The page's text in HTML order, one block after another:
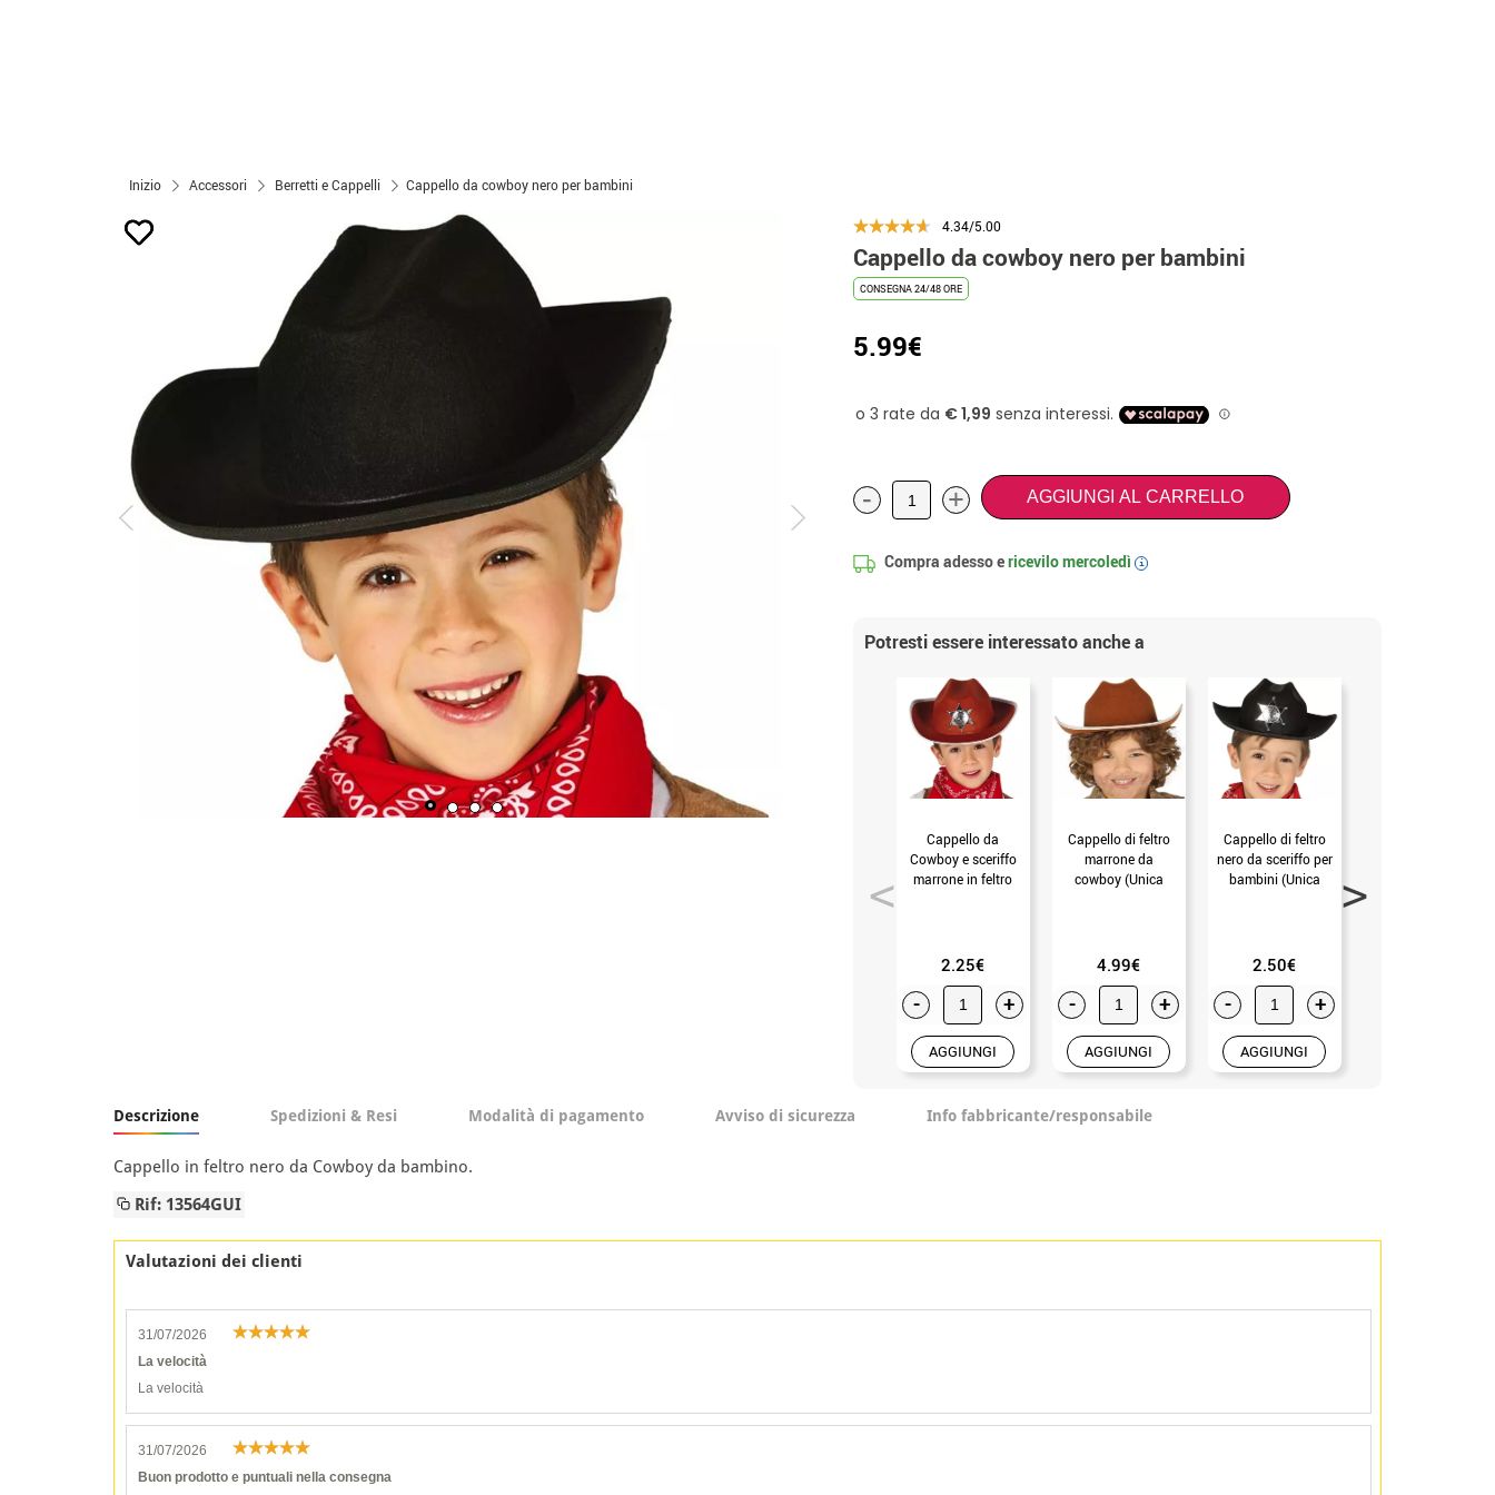
Inizio Accessori Berretti e Cappelli Cappello da cowboy nero per bambini
4.34/5.00
Cappello da cowboy nero per bambini
CONSEGNA 24/48 ORE
5.99€
- + AGGIUNGI AL CARRELLO
Compra adesso ericevilomercoledì i
Potresti essere interessato anche a
Cappello da
Cowboy e sceriffo
marrone in feltro
2.25€
- +
AGGIUNGI
Cappello di feltro
marrone da
cowboy (Unica
4.99€
- +
AGGIUNGI
Cappello di feltro
nero da sceriffo per
bambini (Unica
2.50€
- +
AGGIUNGI
Descrizione Spedizioni & Resi Modalità di pagamento Avviso di sicurezza Info fabbricante/responsabile
Cappello in feltro nero da Cowboy da bambino.
Rif: 13564GUI
Valutazioni dei clienti
31/07/2026
La velocità
La velocità
31/07/2026
Buon prodotto e puntuali nella consegna